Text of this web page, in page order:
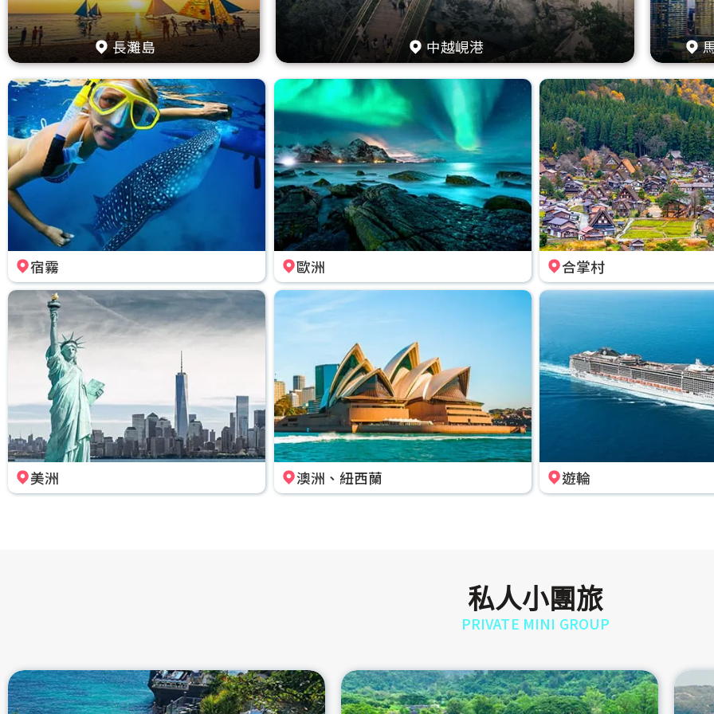
長灘島 中越峴港
宿霧 歐洲 合掌村
美洲 澳洲、紐西蘭 遊輪
私人小團旅
PRIVATE MINI GROUP